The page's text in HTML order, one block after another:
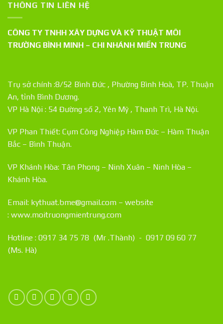
THÔNG TIN LIÊN HỆ
CÔNG TY TNHH XÂY DỰNG VÀ KỸ THUẬT MÔI
TRƯỜNG BÌNH MINH – CHI NHÁNH MIỀN TRUNG
Trụ sở chính :8/52 Bình Đức , Phường Bình Hoà, TP. Thuận
An, tỉnh Bình Dương.
VP Hà Nội : 54 Đường số 2, Yên Mỹ , Thanh Trì, Hà Nội.
VP Phan Thiết: Cụm Công Nghiệp Hàm Đức – Hàm Thuận
Bắc – Bình Thuận.
VP Khánh Hòa: Tân Phong – Ninh Xuân – Ninh Hòa –
Khánh Hòa.
Email: kythuat.bme@gmail.com – website
: www.moitruongmientrung.com
Hotline : 0917 34 75 78 (Mr .Thành) - 0917 09 60 77
(Ms. Hà)